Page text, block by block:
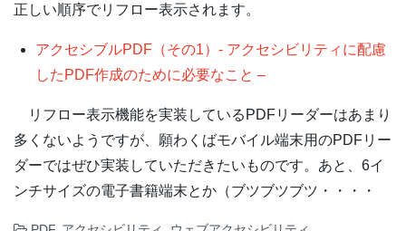
正しい順序でリフロー表示されます。
アクセシブルPDF（その1）- アクセシビリティに配慮
したPDF作成のために必要なこと –
リフロー表示機能を実装しているPDFリーダーはあまり
多くないようですが、願わくばモバイル端末用のPDFリー
ダーではぜひ実装していただきたいものです。あと、6イ
ンチサイズの電子書籍端末とか（ブツブツブツ・・・・